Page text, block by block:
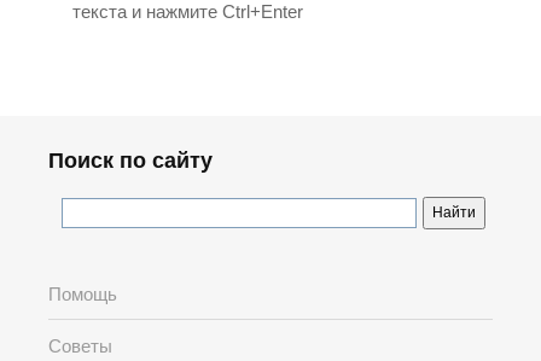
текста и нажмите Ctrl+Enter
Поиск по сайту
Помощь
Советы